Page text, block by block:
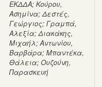
ΕΚΔΔΑ; Κούρου,
Ασημίνα;Δεστές,
Γεώργιος; Γραμπά,
Αλεξία;Διακάκης,
Μιχαήλ;Αντωνίου,
Βαρβάρα; Μπαντέκα,
Θάλεια; Ουζούνη,
Παρασκευή